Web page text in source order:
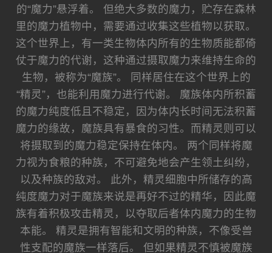
的“魔力”悬浮着。 但绝大多数的魔力，贮存在森林
里的魔力植物中，需要通过收集这些植物以获取。
这个世界上，有一类生物体内所有的生物质能都倚
仗于魔力的代谢，这种通过摄取魔力来维持生命的
生物，被称为“魔族”。 同样居住在这个世界上的
“精灵”，也能利用魔力进行代谢。 魔族体内所积蓄
的魔力纯度低且不稳定，因为体内长时间无法积蓄
魔力的缘故，魔族具有暴食的习性。而精灵则可以
将摄取到的魔力稳定保持在体内。 两个同样将魔
力视为食粮的种族，不可避免地会产生领土纠纷，
以及种族的敌对。 此外，精灵细胞中所储存的高
纯度魔力对于魔族来说是再好不过的精华，因此魔
族有着积极攻击精灵，以夺取后者体内魔力的生物
本能。 精灵是拥有智能和文明的种族，不像受兽
性支配的魔族一样落后。 但如果精灵不慎被魔族